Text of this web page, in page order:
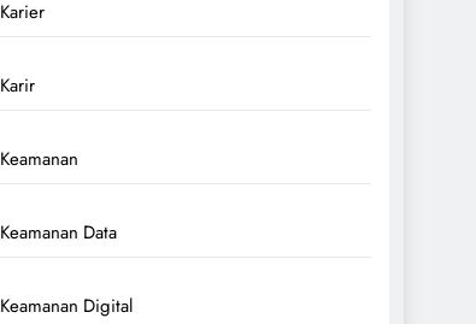
Karier
Karir
Keamanan
Keamanan Data
Keamanan Digital